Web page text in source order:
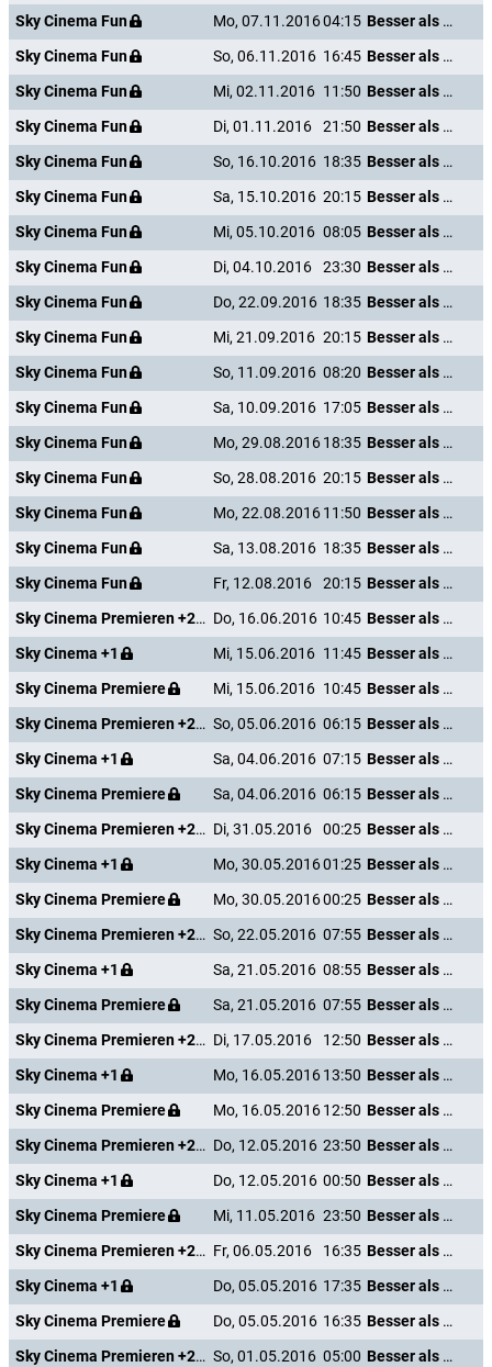
Sky Cinema Fun
Mo, 07.11.201604:15
Besser als nix - Gestorben ist noch jeder
Sky Cinema Fun
So, 06.11.2016 16:45
Besser als nix - Gestorben ist noch jeder
Sky Cinema Fun
Mi, 02.11.2016 11:50
Besser als nix - Gestorben ist noch jeder
Sky Cinema Fun
Di, 01.11.2016 21:50
Besser als nix - Gestorben ist noch jeder
Sky Cinema Fun
So, 16.10.2016 18:35
Besser als nix - Gestorben ist noch jeder
Sky Cinema Fun
Sa, 15.10.2016 20:15
Besser als nix - Gestorben ist noch jeder
Sky Cinema Fun
Mi, 05.10.2016 08:05
Besser als nix - Gestorben ist noch jeder
Sky Cinema Fun
Di, 04.10.2016 23:30
Besser als nix - Gestorben ist noch jeder
Sky Cinema Fun
Do, 22.09.2016 18:35
Besser als nix - Gestorben ist noch jeder
Sky Cinema Fun
Mi, 21.09.2016 20:15
Besser als nix - Gestorben ist noch jeder
Sky Cinema Fun
So, 11.09.2016 08:20
Besser als nix - Gestorben ist noch jeder
Sky Cinema Fun
Sa, 10.09.2016 17:05
Besser als nix - Gestorben ist noch jeder
Sky Cinema Fun
Mo, 29.08.201618:35
Besser als nix - Gestorben ist noch jeder
Sky Cinema Fun
So, 28.08.2016 20:15
Besser als nix - Gestorben ist noch jeder
Sky Cinema Fun
Mo, 22.08.201611:50
Besser als nix - Gestorben ist noch jeder
Sky Cinema Fun
Sa, 13.08.2016 18:35
Besser als nix - Gestorben ist noch jeder
Sky Cinema Fun
Fr, 12.08.2016 20:15
Besser als nix - Gestorben ist noch jeder
Sky Cinema Premieren +24 Do, 16.06.2016 10:45
Besser als nix - Gestorben ist noch jeder
Sky Cinema +1
Mi, 15.06.2016 11:45
Besser als nix - Gestorben ist noch jeder
Sky Cinema Premiere
Mi, 15.06.2016 10:45
Besser als nix - Gestorben ist noch jeder
Sky Cinema Premieren +24 So, 05.06.2016 06:15
Besser als nix - Gestorben ist noch jeder
Sky Cinema +1
Sa, 04.06.2016 07:15
Besser als nix - Gestorben ist noch jeder
Sky Cinema Premiere
Sa, 04.06.2016 06:15
Besser als nix - Gestorben ist noch jeder
Sky Cinema Premieren +24 Di, 31.05.2016 00:25
Besser als nix - Gestorben ist noch jeder
Sky Cinema +1
Mo, 30.05.201601:25
Besser als nix - Gestorben ist noch jeder
Sky Cinema Premiere
Mo, 30.05.201600:25
Besser als nix - Gestorben ist noch jeder
Sky Cinema Premieren +24 So, 22.05.2016 07:55
Besser als nix - Gestorben ist noch jeder
Sky Cinema +1
Sa, 21.05.2016 08:55
Besser als nix - Gestorben ist noch jeder
Sky Cinema Premiere
Sa, 21.05.2016 07:55
Besser als nix - Gestorben ist noch jeder
Sky Cinema Premieren +24 Di, 17.05.2016 12:50
Besser als nix - Gestorben ist noch jeder
Sky Cinema +1
Mo, 16.05.201613:50
Besser als nix - Gestorben ist noch jeder
Sky Cinema Premiere
Mo, 16.05.201612:50
Besser als nix - Gestorben ist noch jeder
Sky Cinema Premieren +24 Do, 12.05.2016 23:50
Besser als nix - Gestorben ist noch jeder
Sky Cinema +1
Do, 12.05.2016 00:50
Besser als nix - Gestorben ist noch jeder
Sky Cinema Premiere
Mi, 11.05.2016 23:50
Besser als nix - Gestorben ist noch jeder
Sky Cinema Premieren +24 Fr, 06.05.2016 16:35
Besser als nix - Gestorben ist noch jeder
Sky Cinema +1
Do, 05.05.2016 17:35
Besser als nix - Gestorben ist noch jeder
Sky Cinema Premiere
Do, 05.05.2016 16:35
Besser als nix - Gestorben ist noch jeder
Sky Cinema Premieren +24 So, 01.05.2016 05:00
Besser als nix - Gestorben ist noch jeder